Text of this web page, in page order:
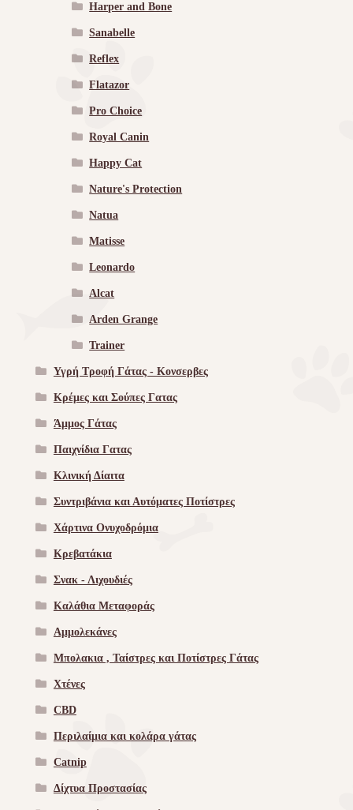
Harper and Bone
Sanabelle
Reflex
Flatazor
Pro Choice
Royal Canin
Happy Cat
Nature's Protection
Natua
Matisse
Leonardo
Alcat
Arden Grange
Trainer
Υγρή Τροφή Γάτας - Kονσερβες
Κρέμες και Σούπες Γατας
Άμμος Γάτας
Παιχνίδια Γατας
Κλινική Δίαιτα
Συντριβάνια και Αυτόματες Ποτίστρες
Χάρτινα Ονυχοδρόμια
Κρεβατάκια
Σνακ - Λιχουδιές
Καλάθια Μεταφοράς
Αμμολεκάνες
Μπολακια , Ταίστρες και Ποτίστρες Γάτας
Χτένες
CBD
Περιλαίμια και κολάρα γάτας
Catnip
Δίχτυα Προστασίας